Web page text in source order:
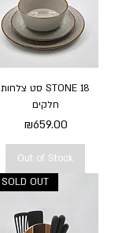
סט צלחות STONE 18
חלקים
Price
₪659.00
Out of Stock
SOLD OUT